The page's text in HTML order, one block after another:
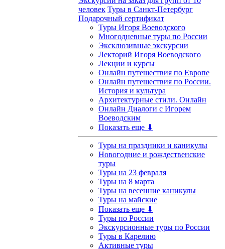
человек Туры в Санкт-Петербург
Подарочный сертификат
Туры Игоря Воеводского
Многодневные туры по России
Эксклюзивные экскурсии
Лекторий Игоря Воеводского
Лекции и курсы
Онлайн путешествия по Европе
Онлайн путешествия по России.
История и культура
Архитектурные стили. Онлайн
Онлайн Диалоги с Игорем
Воеводским
Показать еще ⬇
Туры на праздники и каникулы
Новогодние и рождественские
туры
Туры на 23 февраля
Туры на 8 марта
Туры на весенние каникулы
Туры на майские
Показать еще ⬇
Туры по России
Экскурсионные туры по России
Туры в Карелию
Активные туры